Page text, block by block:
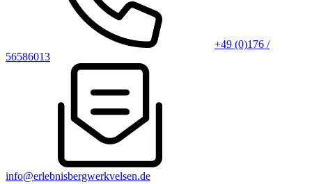
+49 (0)176 /
56586013
info@erlebnisbergwerkvelsen.de